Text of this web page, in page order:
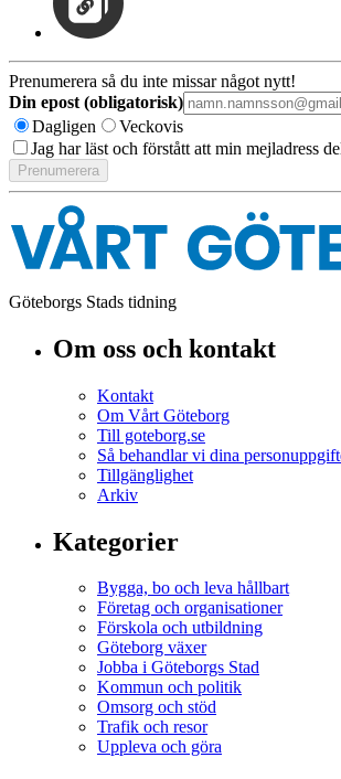
Prenumerera så du inte missar något nytt!
Din epost (obligatorisk)
Dagligen
Veckovis
Jag har läst och förstått att min mejladress
Göteborgs Stads tidning
Om oss och kontakt
Kontakt
Om Vårt Göteborg
Till goteborg.se
Så behandlar vi dina
Tillgänglighet
Arkiv
Kategorier
Bygga, bo och leva hållbart
Företag och organisationer
Förskola och utbildning
Göteborg växer
Jobba i Göteborgs Stad
Kommun och politik
Omsorg och stöd
Trafik och resor
Uppleva och göra